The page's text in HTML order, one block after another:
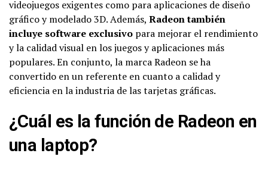
videojuegos exigentes como para aplicaciones de diseño
gráfico y modelado 3D. Además, Radeon también
incluye software exclusivo para mejorar el rendimiento
y la calidad visual en los juegos y aplicaciones más
populares. En conjunto, la marca Radeon se ha
convertido en un referente en cuanto a calidad y
eficiencia en la industria de las tarjetas gráficas.
¿Cuál es la función de Radeon en
una laptop?